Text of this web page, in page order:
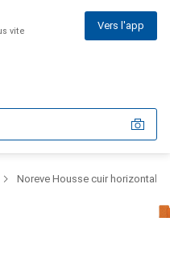
vite Vers l'app
Noreve Housse cuir horizontal